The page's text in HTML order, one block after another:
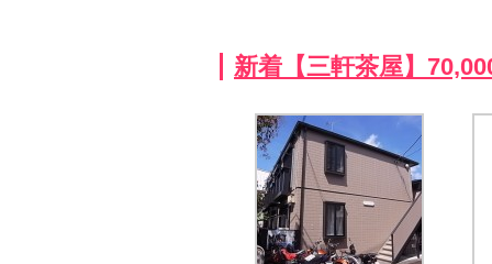
新着【三軒茶屋】